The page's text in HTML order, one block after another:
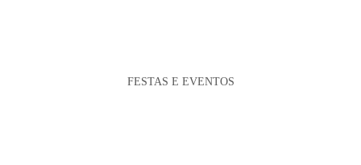
FESTAS E EVENTOS